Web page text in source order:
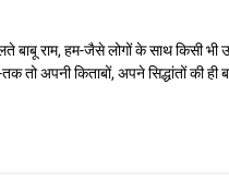
बाबू राम, हम-जैसे लोगों के साथ किसी
अपनी किताबों, अपने सिद्धांतों की ही